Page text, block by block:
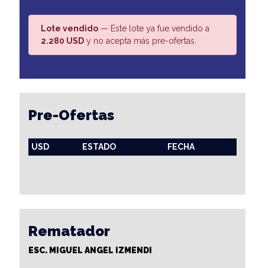
Lote vendido — Este lote ya fue vendido a
2.280 USD y no acepta más pre-ofertas.
Pre-Ofertas
USD ESTADO FECHA
Rematador
ESC. MIGUEL ANGEL IZMENDI